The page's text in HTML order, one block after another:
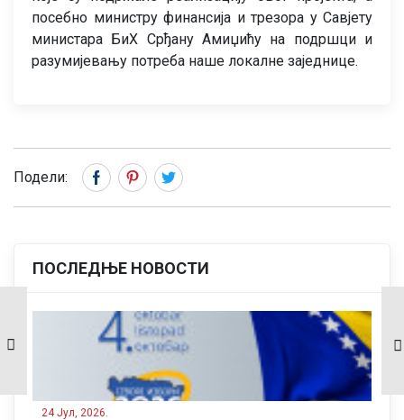
посебно министру финансија и трезора у Савјету
министара БиХ Срђану Амиџићу на подршци и
разумијевању потреба наше локалне заједнице.
Подели:
ПОСЛЕДЊЕ НОВОСТИ
24 Јул, 2026.
Одржана 5. тематска
сједница Скупштине
општине Рибник –
Усвојен ребаланс
буџета за 2026.
Обиљежен Дан 17.
лаке пјешадијске
бригаде и осталих
ратних јединица са
подручја бивше
општине Кључ–
Рибник.